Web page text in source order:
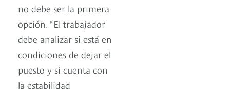
no debe ser la primera
opción. “El trabajador
debe analizar si está en
condiciones de dejar el
puesto y si cuenta con
la estabilidad